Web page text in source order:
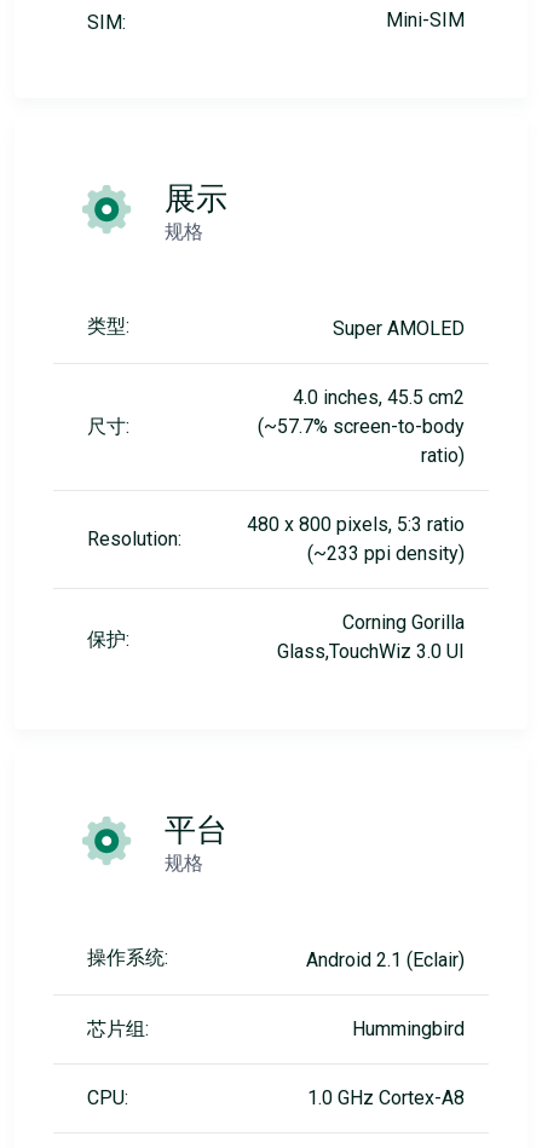
SIM: Mini-SIM
展示
规格
类型: Super AMOLED
尺寸:
4.0 inches, 45.5 cm2
(~57.7% screen-to-body
ratio)
Resolution:
480 x 800 pixels, 5:3 ratio
(~233 ppi density)
保护:
Corning Gorilla
Glass,TouchWiz 3.0 UI
平台
规格
操作系统: Android 2.1 (Eclair)
芯片组: Hummingbird
CPU: 1.0 GHz Cortex-A8